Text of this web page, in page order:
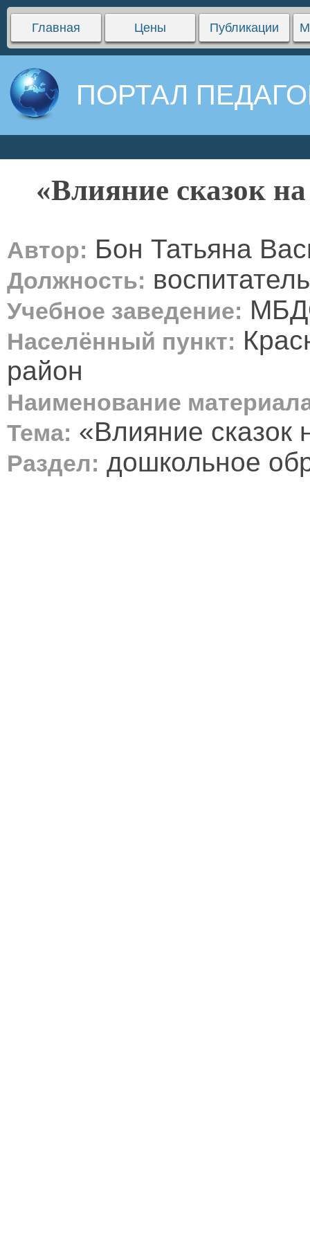
Главная Цены Публикации
ПОРТАЛ
«Влияние сказок на
Автор: Бон Татьяна
Должность: воспитатель
Учебное заведение:
Населённый пункт:
район
Наименование
Тема: «Влияние сказок
Раздел: дошкольное